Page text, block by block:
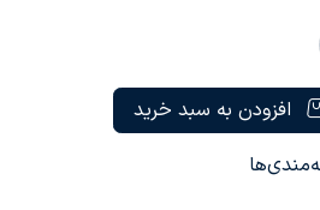
افزودن به سبد خرید